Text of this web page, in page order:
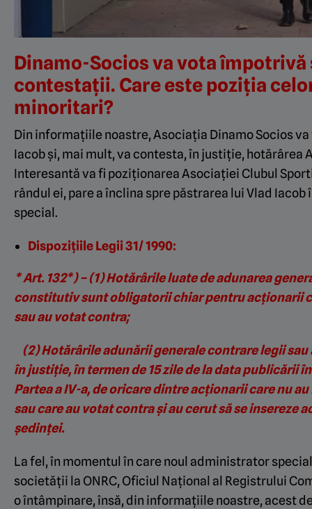
Dinamo-Socios va vota
contestații. Care este poziția
minoritari?
Din informațiile noastre, Asociația Dinamo Socios
Iacob și, mai mult, va contesta, în justiție, hotărârea
Interesantă va fi poziționarea Asociației Clubul
rândul ei, pare a înclina spre păstrarea lui Vlad
special.
Dispozițiile Legii 31/ 1990:
* Art. 132*) – (1) Hotărârile luate de adunarea
constitutiv sunt obligatorii chiar pentru acţionarii
sau au votat contra;
(2) Hotărârile adunării generale contrare legii
în justiţie, în termen de 15 zile de la data publicării
Partea a IV-a, de oricare dintre acţionarii care nu
sau care au votat contra şi au cerut să se insereze
şedinţei.
La fel, în momentul în care noul administrator
societății la ONRC, Oficiul Național al Registrului
o întâmpinare, însă, din informațiile noastre, acest